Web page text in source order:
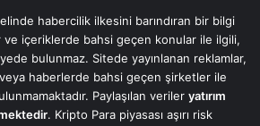
habercilik ilkesini barındıran bir bilgi
içeriklerde bahsi geçen konular ile ilgili,
bulunmaz. Sitede yayınlanan reklamlar,
haberlerde bahsi geçen şirketler ile
Paylaşılan veriler yatırım
. Kripto Para piyasası aşırı risk